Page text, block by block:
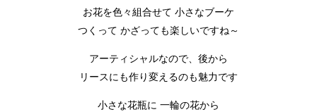
お花を色々組合せて 小さなブーケ
つくって かざっても楽しいですね～
アーティシャルなので、後から
リースにも作り変えるのも魅力です
小さな花瓶に 一輪の花から